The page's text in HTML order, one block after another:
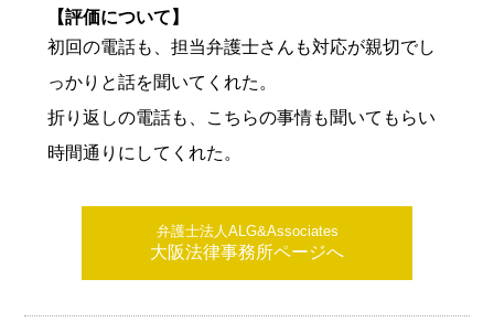
【評価について】
初回の電話も、担当弁護士さんも対応が親切でし
っかりと話を聞いてくれた。
折り返しの電話も、こちらの事情も聞いてもらい
時間通りにしてくれた。
弁護士法人ALG&Associates
大阪法律事務所ページへ